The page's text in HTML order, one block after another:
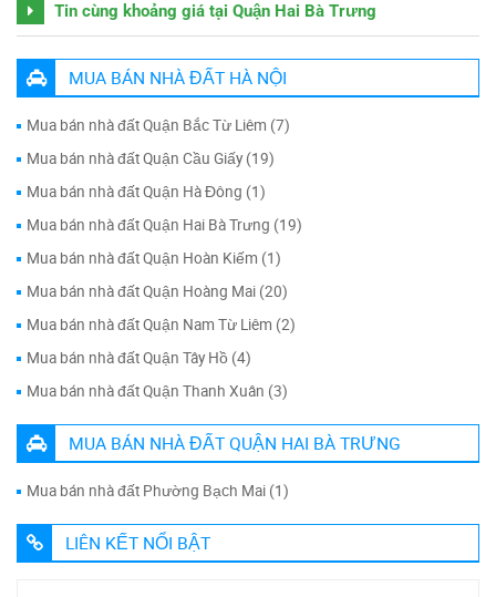
Tin cùng khoảng giá tại Quận Hai Bà Trưng
MUA BÁN NHÀ ĐẤT HÀ NỘI
Mua bán nhà đất Quận Bắc Từ Liêm (7)
Mua bán nhà đất Quận Cầu Giấy (19)
Mua bán nhà đất Quận Hà Đông (1)
Mua bán nhà đất Quận Hai Bà Trưng (19)
Mua bán nhà đất Quận Hoàn Kiếm (1)
Mua bán nhà đất Quận Hoàng Mai (20)
Mua bán nhà đất Quận Nam Từ Liêm (2)
Mua bán nhà đất Quận Tây Hồ (4)
Mua bán nhà đất Quận Thanh Xuân (3)
MUA BÁN NHÀ ĐẤT QUẬN HAI BÀ TRƯNG
Mua bán nhà đất Phường Bạch Mai (1)
LIÊN KẾT NỔI BẬT